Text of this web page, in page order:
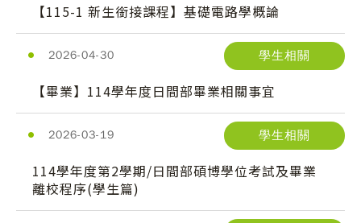
【115-1 新生銜接課程】基礎電路學概論
2026-04-30 學生相關
【畢業】114學年度日間部畢業相關事宜
2026-03-19 學生相關
114學年度第2學期/日間部碩博學位考試及畢業
離校程序(學生篇)